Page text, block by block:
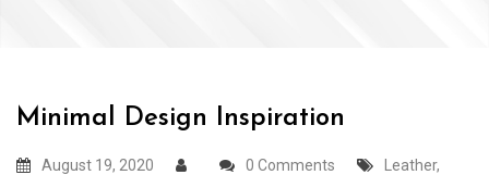
Minimal Design Inspiration
August 19, 2020 0 Comments Leather,